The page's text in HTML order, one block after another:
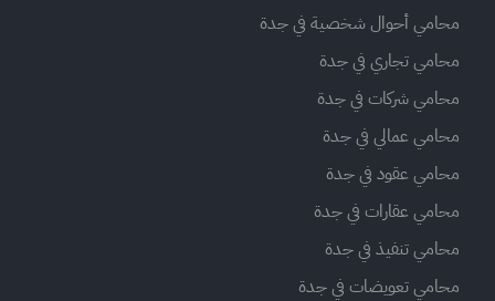
محامي أحوال شخصية في جدة
محامي تجاري في جدة
محامي شركات في جدة
محامي عمالي في جدة
محامي عقود في جدة
محامي عقارات في جدة
محامي تنفيذ في جدة
محامي تعويضات في جدة